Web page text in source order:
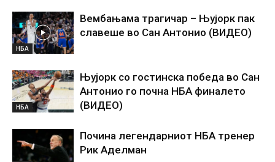
НБА
Вембањама трагичар – Њујорк пак
славеше во Сан Антонио (ВИДЕО)
НБА
Њујорк со гостинска победа во Сан
Антонио го почна НБА финалето
(ВИДЕО)
Почина легендарниот НБА тренер
Рик Аделман